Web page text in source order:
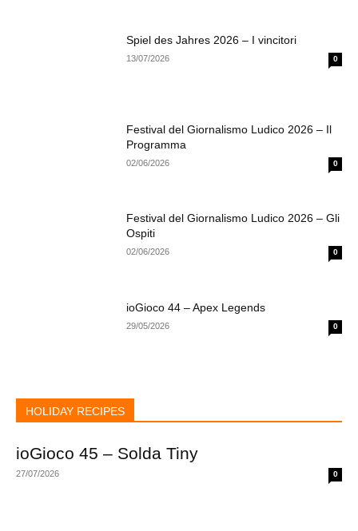
Spiel des Jahres 2026 – I vincitori
13/07/2026 0
Festival del Giornalismo Ludico 2026 – Il
Programma
02/06/2026 0
Festival del Giornalismo Ludico 2026 – Gli
Ospiti
02/06/2026 0
ioGioco 44 – Apex Legends
29/05/2026 0
HOLIDAY RECIPES
ioGioco 45 – Solda Tiny
27/07/2026 0